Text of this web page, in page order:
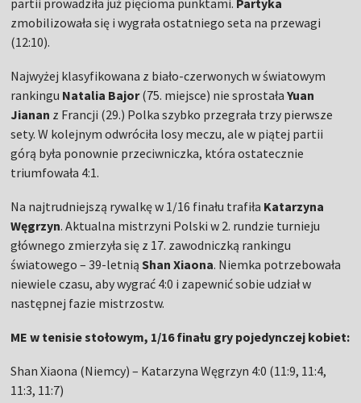
partii prowadziła już pięcioma punktami. Partyka
zmobilizowała się i wygrała ostatniego seta na przewagi
(12:10).
Najwyżej klasyfikowana z biało-czerwonych w światowym
rankingu Natalia Bajor(75. miejsce) nie sprostałaYuan
Jianan z Francji (29.) Polka szybko przegrała trzy pierwsze
sety. W kolejnym odwróciła losy meczu, ale w piątej partii
górą była ponownie przeciwniczka, która ostatecznie
triumfowała 4:1.
Na najtrudniejszą rywalkę w 1/16 finału trafiła Katarzyna
Węgrzyn. Aktualna mistrzyni Polski w 2. rundzie turnieju
głównego zmierzyła się z 17. zawodniczką rankingu
światowego – 39-letniąShan Xiaona. Niemka potrzebowała
niewiele czasu, aby wygrać 4:0 i zapewnić sobie udział w
następnej fazie mistrzostw.
ME w tenisie stołowym, 1/16 finału gry pojedynczej kobiet:
Shan Xiaona (Niemcy) – Katarzyna Węgrzyn 4:0 (11:9, 11:4,
11:3, 11:7)